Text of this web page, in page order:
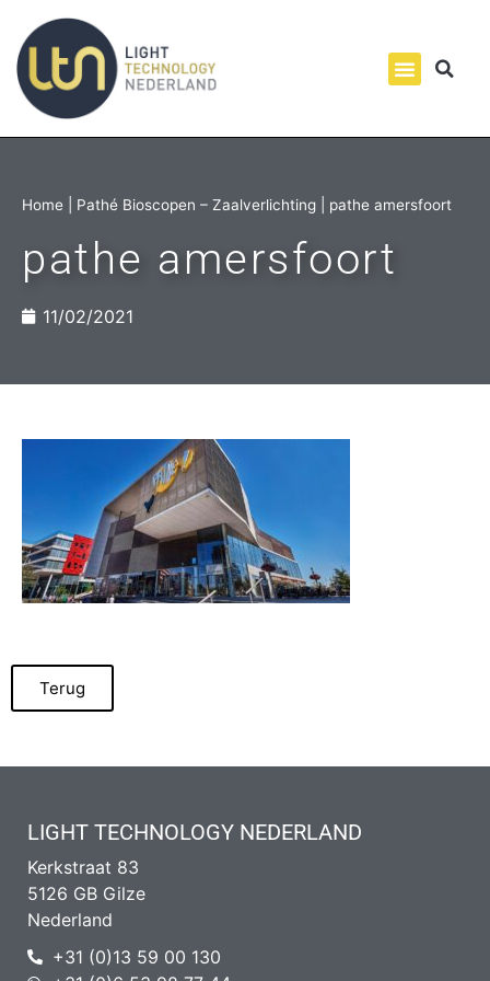
Home Pathé Bioscopen – Zaalverlichting pathe amersfoort
pathe amersfoort
11/02/2021
Terug
LIGHT TECHNOLOGY NEDERLAND
Kerkstraat 83
5126 GB Gilze
Nederland
+31 (0)13 59 00 130